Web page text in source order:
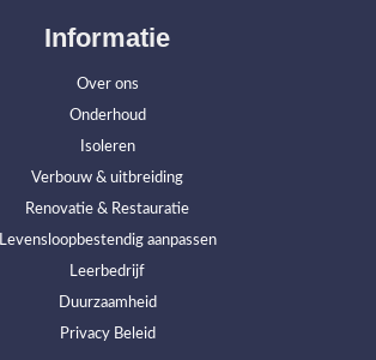
Informatie
Over ons
Onderhoud
Isoleren
Verbouw & uitbreiding
Renovatie & Restauratie
Levensloopbestendig aanpassen
Leerbedrijf
Duurzaamheid
Privacy Beleid